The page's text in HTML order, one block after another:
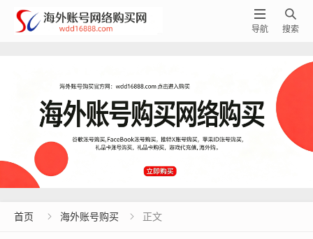

搜索

导航
首页  海外账号购买  正文